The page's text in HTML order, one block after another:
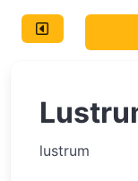
WiNA
lustrum